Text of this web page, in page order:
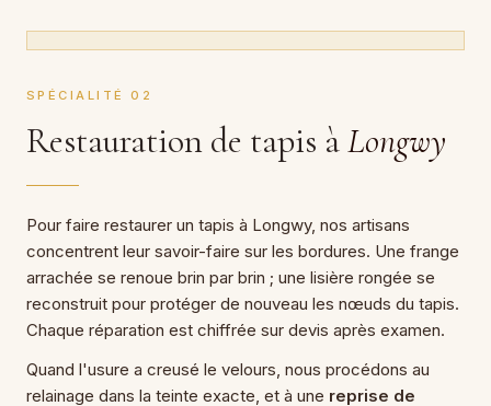
SPÉCIALITÉ 02
Restauration de tapis àLongwy
Pour faire restaurer un tapis à Longwy, nos artisans
concentrent leur savoir-faire sur les bordures. Une frange
arrachée se renoue brin par brin ; une lisière rongée se
reconstruit pour protéger de nouveau les nœuds du tapis.
Chaque réparation est chiffrée sur devis après examen.
Quand l'usure a creusé le velours, nous procédons au
relainage dans la teinte exacte, et à une reprise de